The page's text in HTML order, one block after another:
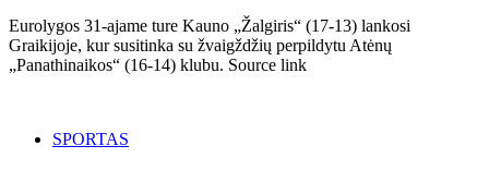
Eurolygos 31-ajame ture Kauno „Žalgiris“ (17-13) lankosi
Graikijoje, kur susitinka su žvaigždžių perpildytu Atėnų
„Panathinaikos“ (16-14) klubu. Source link
SPORTAS